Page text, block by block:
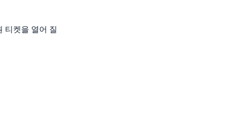
티켓을 열어 질